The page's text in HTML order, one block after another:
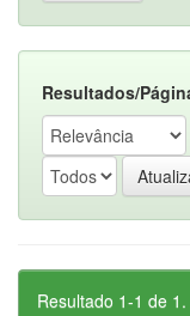
Resultados/
Resultado 1-1 de 1.